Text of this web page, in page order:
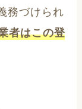
務づけられ
者はこの登